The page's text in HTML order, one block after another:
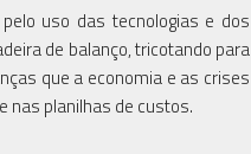
uso das tecnologias e dos
de balanço, tricotando para
que a economia e as crises
nas planilhas de custos.